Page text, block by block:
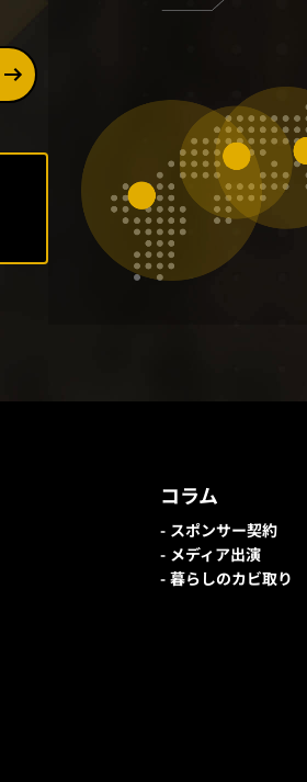
コラム
スポンサー契約
メディア出演
暮らしのカビ取り